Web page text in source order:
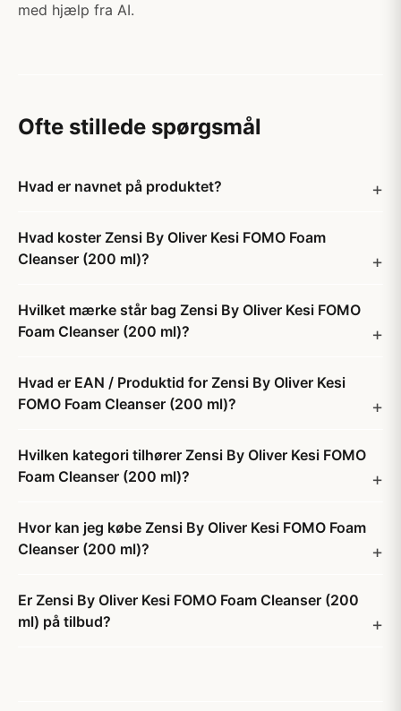
med hjælp fra AI.
Ofte stillede spørgsmål
Hvad er navnet på produktet?
Hvad koster Zensi By Oliver Kesi FOMO Foam
Cleanser (200 ml)?
Hvilket mærke står bag Zensi By Oliver Kesi FOMO
Foam Cleanser (200 ml)?
Hvad er EAN / Produktid for Zensi By Oliver Kesi
FOMO Foam Cleanser (200 ml)?
Hvilken kategori tilhører Zensi By Oliver Kesi FOMO
Foam Cleanser (200 ml)?
Hvor kan jeg købe Zensi By Oliver Kesi FOMO Foam
Cleanser (200 ml)?
Er Zensi By Oliver Kesi FOMO Foam Cleanser (200
ml) på tilbud?